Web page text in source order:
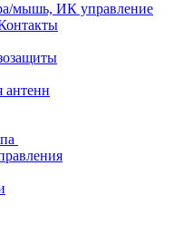
мышь, ИК управление
антенн